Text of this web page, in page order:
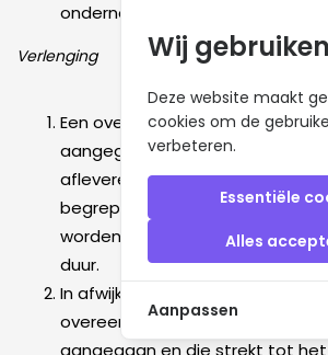
ondernemer voor zichzelf heeft
Verlenging
Een overeenkomst die voor
aangegaan en die strekt tot het
afleveren van producten
begrepen) of diensten, mag niet
worden verlengd of vernieuwd
duur.
In afwijking van het vorige lid mag
overeenkomst die voor bepaalde
aangegaan en die strekt tot
Wij
Deze website maakt
cookies om de
verbeteren.
Essentiële
Alles
Aanpassen